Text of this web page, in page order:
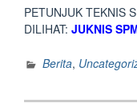
PETUNJUK TEKNIS
DILIHAT: JUKNIS
Berita,